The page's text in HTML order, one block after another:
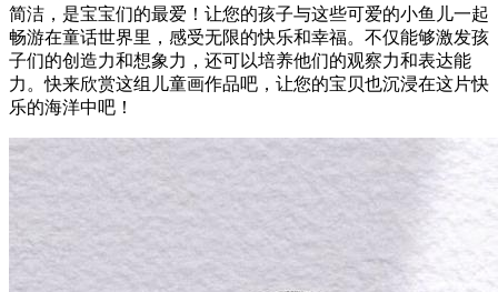
简洁，是宝宝们的最爱！让您的孩子与这些可爱的小鱼儿一起
畅游在童话世界里，感受无限的快乐和幸福。不仅能够激发孩
子们的创造力和想象力，还可以培养他们的观察力和表达能
力。快来欣赏这组儿童画作品吧，让您的宝贝也沉浸在这片快
乐的海洋中吧！